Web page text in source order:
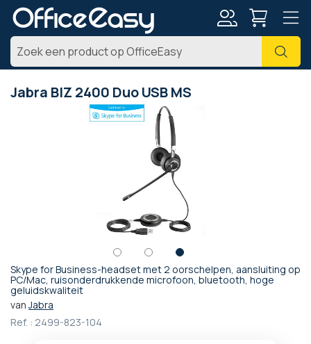
Zoek
Jabra BIZ 2400 Duo USB MS
Skype for Business-headset met 2 oorschelpen, aansluiting op
PC/Mac, ruisonderdrukkende microfoon, bluetooth, hoge
geluidskwaliteit
vanJabra
Ref. : 2499-823-104
Ga
naar
het
begin